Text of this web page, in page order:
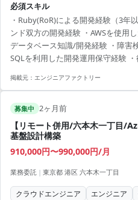
また、チームメンバーと協力しなが
善提案など上流工程にも関与いた
言語：Ruby、SQL ・フレームワー
・データベース：RDB、NoSQL ・
・チーム開発 ・ア...
必須スキル
・Ruby(RoR)による開発経験（3年
ンド双方の開発経験 ・AWSを使用
データベース知識/開発経験 ・障害
SQLを利用した開発運用保守経験
掲載元： エンジニアファクトリー
募集中 2ヶ月前
【リモート併用/六本木一丁目/
基盤設計構築
910,000円〜990,000円/月
業務委託 | 東京都 港区 六本木一丁目
クラウドエンジニア エンジニア